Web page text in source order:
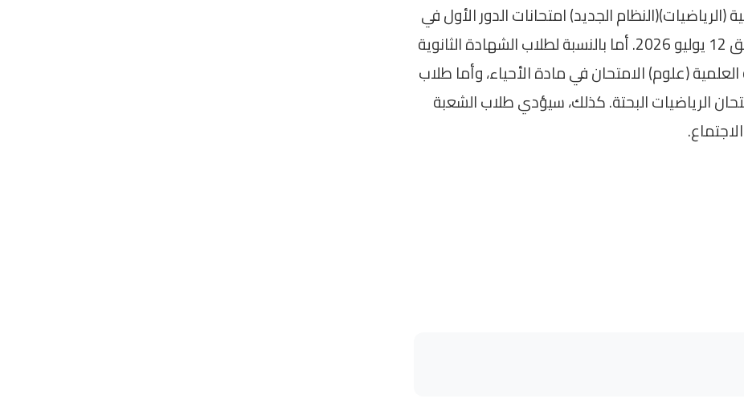
الجديد) امتحانات الدور الأول في
مادة الرياضيات البحتة يوم الأحد الموافق 12 يوليو 2026. أما بالنسبة لطلاب الشهادة الثانوية
(علوم) الامتحان في مادة الأحياء، وأما طلاب
الرياضيات البحتة. كذلك، سيؤدي طلاب الشعبة